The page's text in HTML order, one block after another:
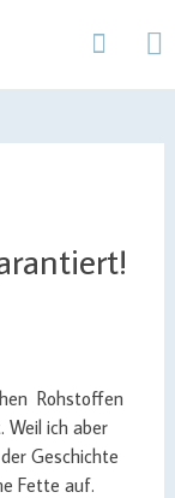
| Sophia
Rohstoffen
Weil ich aber
Geschichte
Fette auf.